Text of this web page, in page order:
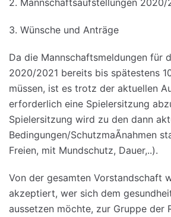
3. Wünsche und Anträge
Da die Mannschaftsmeldungen für
2020/2021 bereits bis spätestens
müssen, ist es trotz der aktuellen
erforderlich eine Spielersitzung
Spielersitzung wird zu den dann
Bedingungen/SchutzmaÃnahmen
Freien, mit Mundschutz, Dauer,..).
Von der gesamten Vorstandschaft
akzeptiert, wer sich dem
aussetzen möchte, zur Gruppe der